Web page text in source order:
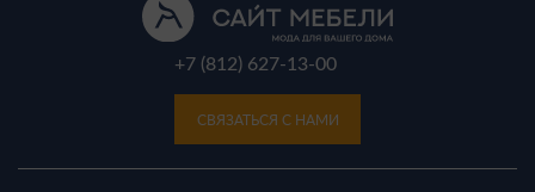
+7 (812) 627-13-00
СВЯЗАТЬСЯ С НАМИ